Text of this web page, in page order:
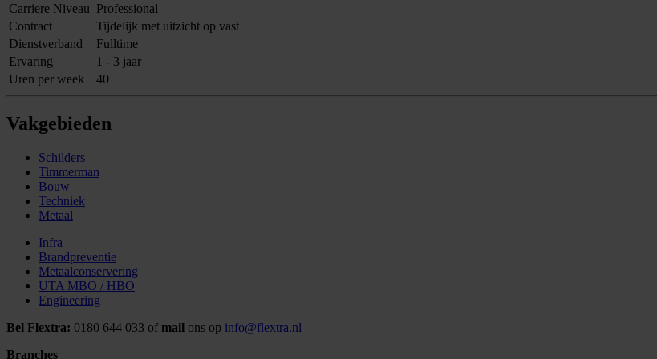
Carriere Niveau Professional
Contract
Tijdelijk met uitzicht op vast
Dienstverband
Fulltime
Ervaring
1 - 3 jaar
Uren per week
40
Vakgebieden
Schilders
Timmerman
Bouw
Techniek
Metaal
Infra
Brandpreventie
Metaalconservering
UTA MBO / HBO
Engineering
Bel Flextra: 0180 644 033 of mail ons op info@flextra.nl
Branches